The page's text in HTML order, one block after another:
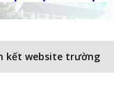
kết website trường